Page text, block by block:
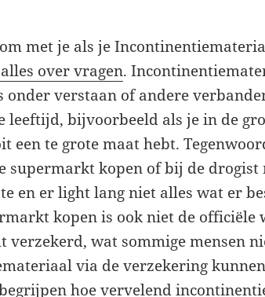
met je als je
over vragen.
onder verstaan of andere
leeftijd, bijvoorbeeld als je in de
een te grote maat hebt.
supermarkt kopen of bij de drogist
en er light lang niet alles wat er
kopen is ook niet de officiële
verzekerd, wat sommige mensen
via de verzekering
hoe vervelend